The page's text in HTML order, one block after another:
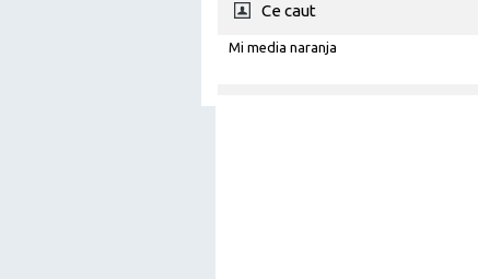
Ce caut
Mi media naranja